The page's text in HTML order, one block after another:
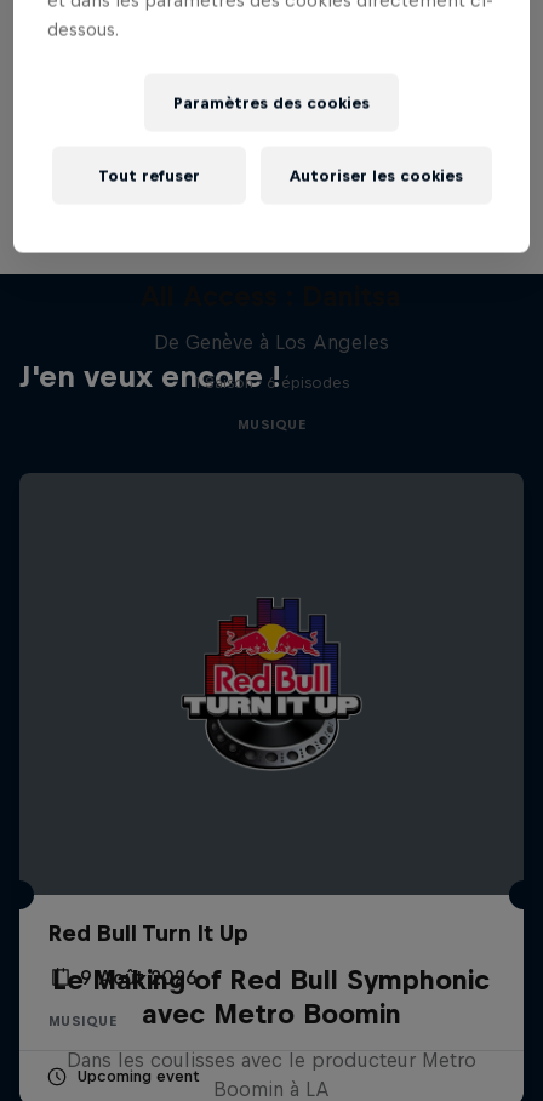
Du hip-hop, rap français ou us, à l'électro ou la
J'en veux encore !
De Genève à Los Angeles
1 Saison · 6 épisodes
MUSIQUE
Red Bull Turn It Up
9 Août 2026
MUSIQUE
Upcoming event
Le Making of Red Bull Symphonic
avec Metro Boomin
Dans les coulisses avec le producteur Metro
Boomin à LA
dessous.
Paramètres des cookies
Tout refuser Autoriser les cookies